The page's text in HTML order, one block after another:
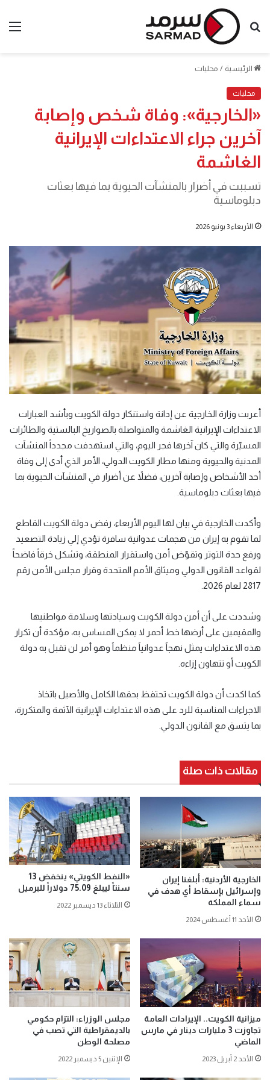
بحث
الرئيسية / محليات
محليات
«الخارجية»: وفاة شخص وإصابة
آخرين جراء الاعتداءات الإيرانية
الغاشمة
تسببت في أضرار بالمنشآت الحيوية بما فيها بعثات
دبلوماسية
الأربعاء 3 يونيو 2026
أعربت وزارة الخارجية عن إدانة واستنكار دولة الكويت وبأشد العبارات
الاعتداءات الإيرانية الغاشمة والمتواصلة بالصواريخ البالستية والطائرات
المسيّرة والتي كان آخرها فجر اليوم، والتي استهدفت مجدداً المنشآت
المدنية والحيوية ومنها مطار الكويت الدولي، الأمر الذي أدى إلى وفاة
أحد الأشخاص وإصابة آخرين، فضلاً عن أضرار في المنشآت الحيوية بما
فيها بعثات دبلوماسية.
وأكدت الخارجية في بيان لها اليوم الأربعاء، رفض دولة الكويت القاطع
لما تقوم به إيران من هجمات عدوانية سافرة تؤدي إلي زيادة التصعيد
ورفع حدة التوتر وتقوّض أمن واستقرار المنطقة، وتشكل خرقاً فاضحاً
لقواعد القانون الدولي وميثاق الأمم المتحدة وقرار مجلس الأمن رقم
2817 لعام 2026.
وشددت على أن أمن دولة الكويت وسيادتها وسلامة مواطنيها
والمقيمين على أرضها خط أحمر لا يمكن المساس به، مؤكدة أن تكرار
هذه الاعتداءات يمثل نهجاً عدوانياً منظماً وهو أمر لن تقبل به دولة
الكويت أو تتهاون إزاءه.
كما اكدت أن دولة الكويت تحتفظ بحقها الكامل والأصيل باتخاذ
الاجراءات المناسبة للرد على هذه الاعتداءات الإيرانية الآثمة والمتكررة،
بما يتسق مع القانون الدولي.
مقالات ذات صلة
الخارجية الأردنية: أبلغنا إيران
وإسرائيل بإسقاط أي هدف في
سماء المملكة
الأحد 11 أغسطس 2024
«النفط الكويتي» ينخفض 13
سنتاً ليبلغ 75.09 دولاراً للبرميل
الثلاثاء 13 ديسمبر 2022
ميزانية الكويت.. الإيرادات العامة
تجاوزت 3 مليارات دينار في مارس
الماضي
الأحد 2 أبريل 2023
مجلس الوزراء: التزام حكومي
بالديمقراطية التي تصب في
مصلحة الوطن
الإثنين 5 ديسمبر 2022